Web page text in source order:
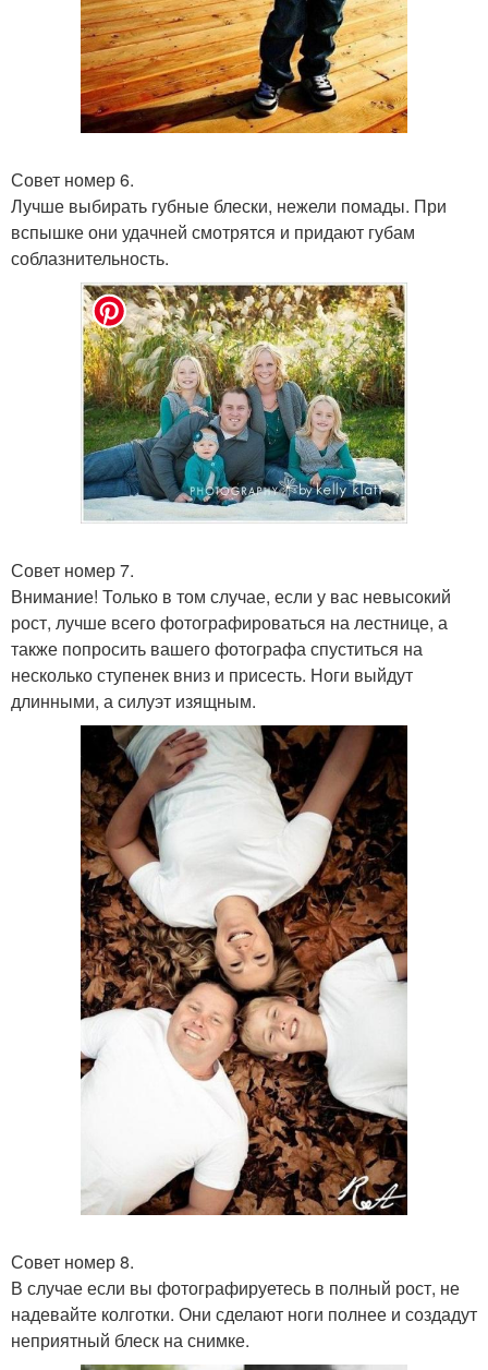
Совет номер 6.
Лучше выбирать губные блески, нежели помады. При
вспышке они удачней смотрятся и придают губам
соблазнительность.
Совет номер 7.
Внимание! Только в том случае, если у вас невысокий
рост, лучше всего фотографироваться на лестнице, а
также попросить вашего фотографа спуститься на
несколько ступенек вниз и присесть. Ноги выйдут
длинными, а силуэт изящным.
Совет номер 8.
В случае если вы фотографируетесь в полный рост, не
надевайте колготки. Они сделают ноги полнее и создадут
неприятный блеск на снимке.